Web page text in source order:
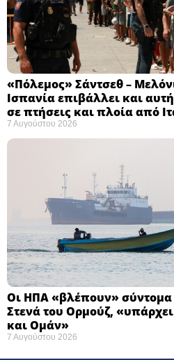
«Πόλεμος» Σάντσεθ –
Ισπανία επιβάλλει και
σε πτήσεις και πλοία από
7 Αυγούστου 2026
Οι ΗΠΑ «βλέπουν»
Στενά του Ορμούζ,
και Ομάν»
7 Αυγούστου 2026